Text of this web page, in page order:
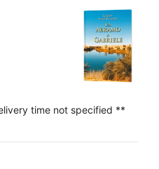
time not specified **